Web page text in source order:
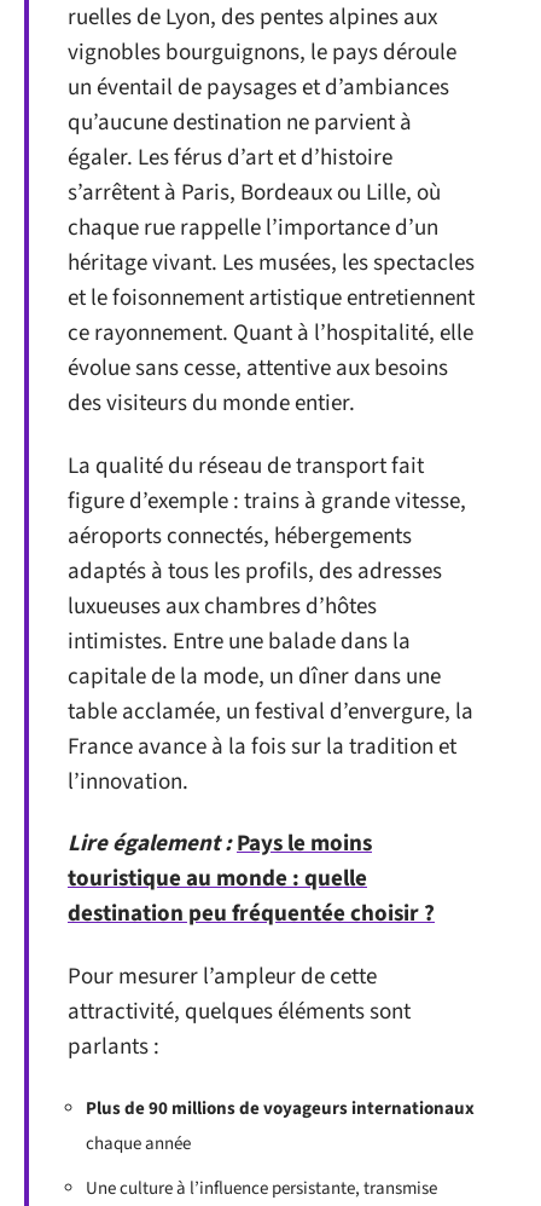
ruelles de Lyon, des pentes alpines aux
vignobles bourguignons, le pays déroule
un éventail de paysages et d’ambiances
qu’aucune destination ne parvient à
égaler. Les férus d’art et d’histoire
s’arrêtent à Paris, Bordeaux ou Lille, où
chaque rue rappelle l’importance d’un
héritage vivant. Les musées, les spectacles
et le foisonnement artistique entretiennent
ce rayonnement. Quant à l’hospitalité, elle
évolue sans cesse, attentive aux besoins
des visiteurs du monde entier.
La qualité du réseau de transport fait
figure d’exemple : trains à grande vitesse,
aéroports connectés, hébergements
adaptés à tous les profils, des adresses
luxueuses aux chambres d’hôtes
intimistes. Entre une balade dans la
capitale de la mode, un dîner dans une
table acclamée, un festival d’envergure, la
France avance à la fois sur la tradition et
l’innovation.
Lire également :Pays le moins
touristique au monde : quelle
destination peu fréquentée choisir ?
Pour mesurer l’ampleur de cette
attractivité, quelques éléments sont
parlants :
Plus de 90 millions de voyageurs internationaux
chaque année
Une culture à l’influence persistante, transmise